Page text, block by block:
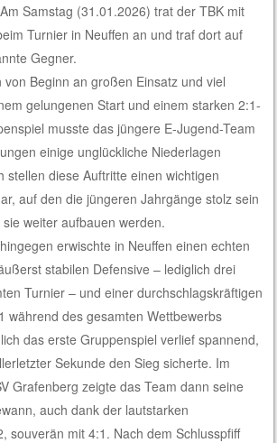
Samstag (31.01.2026) trat der TBK mit
Turnier in Neuffen an und traf dort auf
Gegner.
von Beginn an großen Einsatz und viel
gelungenen Start und einem starken 2:1-
musste das jüngere E-Jugend-Team
einige unglückliche Niederlagen
stellen diese Auftritte einen wichtigen
auf den die jüngeren Jahrgänge stolz sein
weiter aufbauen werden.
erwischte in Neuffen einen echten
stabilen Defensive – lediglich drei
Turnier – und einer durchschlagskräftigen
während des gesamten Wettbewerbs
das erste Gruppenspiel verlief spannend,
Sekunde den Sieg sicherte. Im
Grafenberg zeigte das Team dann seine
auch dank der lautstarken
souverän mit 4:1. Nach dem Schlusspfiff